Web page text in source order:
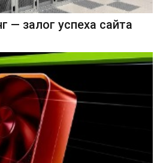
— залог успеха сайта